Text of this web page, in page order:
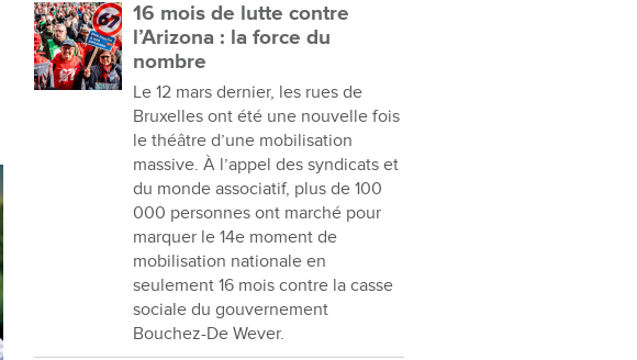
16 mois de lutte contre
l’Arizona : la force du
nombre
Le 12 mars dernier, les rues de
Bruxelles ont été une nouvelle fois
le théâtre d’une mobilisation
massive. À l’appel des syndicats et
du monde associatif, plus de 100
000 personnes ont marché pour
marquer le 14e moment de
mobilisation nationale en
seulement 16 mois contre la casse
sociale du gouvernement
Bouchez-De Wever.